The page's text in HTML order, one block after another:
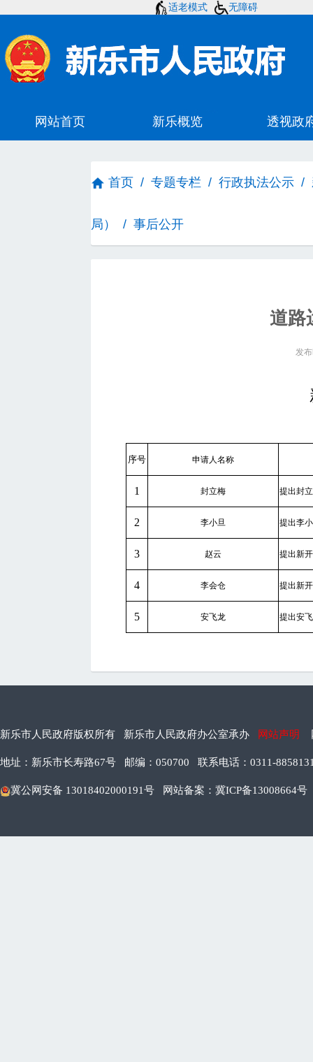
适老模式 无障碍
首页 / 专题专栏 / 行政执法公示 /
局） / 事后公开
道路
发
序号 申请人名称
1 封立梅 提出封
2 李小旦 提出李
3 赵云 提出新
4 李会仓 提出新
5 安飞龙 提出安